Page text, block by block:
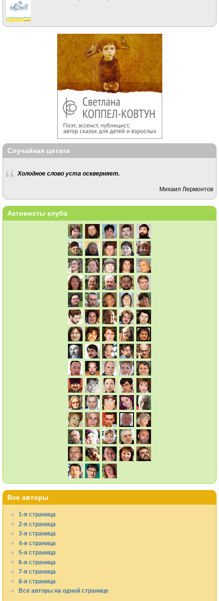
Случайная цитата
Холодное слово уста оскверняет.
Михаил Лермонтов
Активисты клуба
Все авторы
1-я страница
2-я страница
3-я страница
4-я страница
5-я страница
6-я страница
7-я страница
8-я страница
Все авторы на одной странице